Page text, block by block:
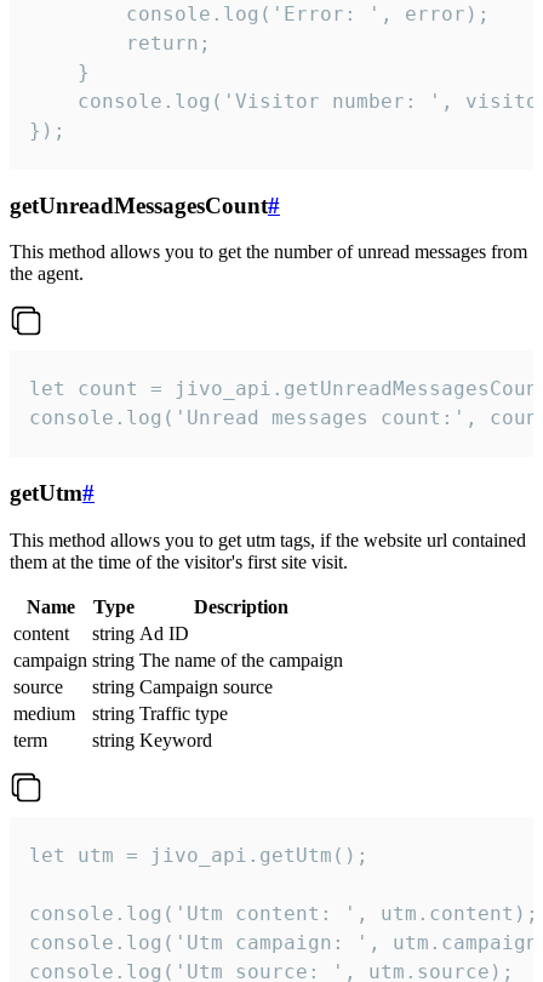
        console.log('Error: ', error);
        return;
    }
console.log('Visitor number: ',
});
getUnreadMessagesCount#
This method allows you to get the number of unread messages from
the agent.
let count =
console.log('Unread messages count:',
getUtm#
This method allows you to get utm tags, if the website url contained
them at the time of the visitor's first site visit.
Name Type
Description
content
string Ad ID
campaign string The name of the campaign
source
string Campaign source
medium
string Traffic type
term
string Keyword
let utm = jivo_api.getUtm();
console.log('Utm content: ', utm.content);
console.log('Utm campaign: ',
console.log('Utm source: ', utm.source);